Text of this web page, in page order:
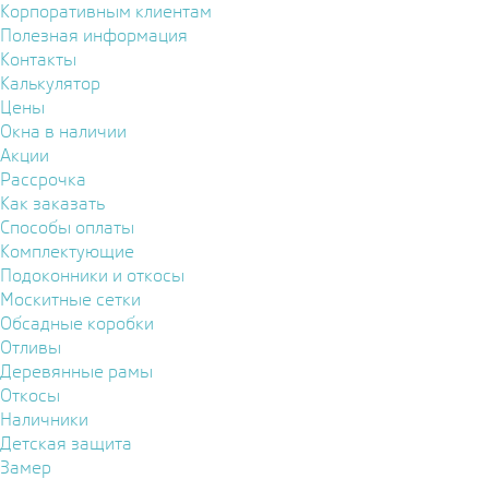
Корпоративным клиентам
Полезная информация
Контакты
Калькулятор
Цены
Окна в наличии
Акции
Рассрочка
Как заказать
Способы оплаты
Комплектующие
Подоконники и откосы
Москитные сетки
Обсадные коробки
Отливы
Деревянные рамы
Откосы
Наличники
Детская защита
Замер